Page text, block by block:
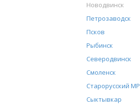
Новодвинск
Петрозаводск
Псков
Рыбинск
Северодвинск
Смоленск
Старорусский МР
Сыктывкар